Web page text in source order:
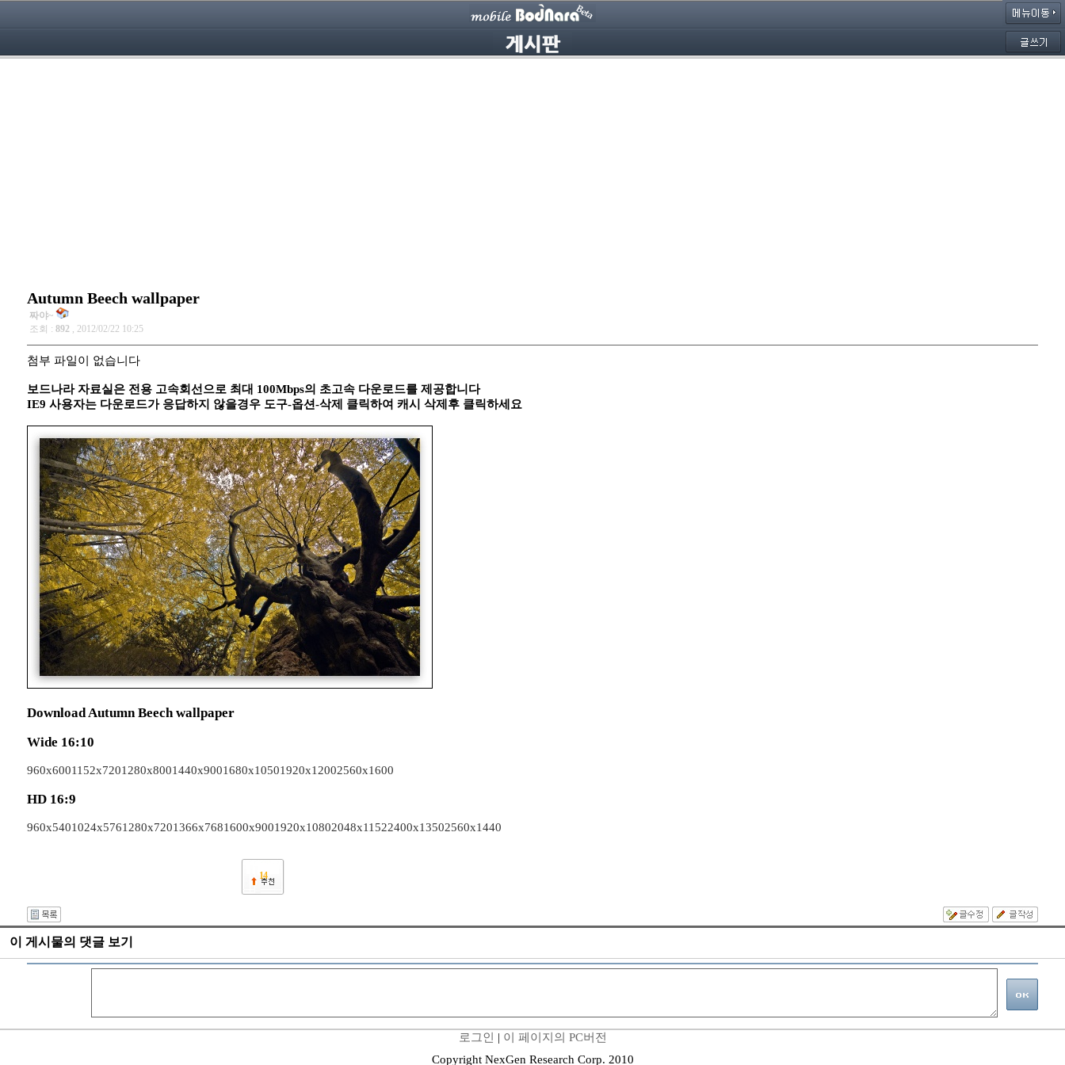
Autumn Beech wallpaper
짜야~
조회 : 892 , 2012/02/22 10:25
첨부 파일이 없습니다
보드나라 자료실은 전용 고속회선으로 최대 100Mbps의 초고속 다운로드를 제공합니다
IE9 사용자는 다운로드가 응답하지 않을경우 도구-옵션-삭제 클릭하여 캐시 삭제후 클릭하세요
Download Autumn Beech wallpaper
Wide 16:10
960x6001152x7201280x8001440x9001680x10501920x12002560x1600
HD 16:9
960x5401024x5761280x7201366x7681600x9001920x10802048x11522400x13502560x1440
14
이 게시물의 댓글 보기
로그인 | 이 페이지의 PC버전
Copyright NexGen Research Corp. 2010